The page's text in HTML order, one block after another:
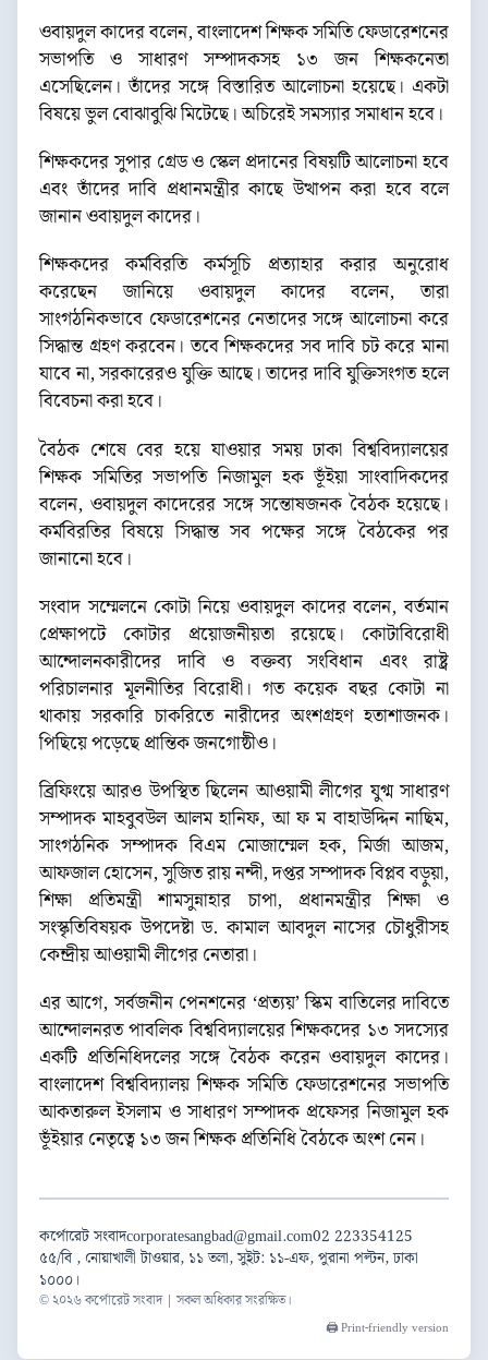
ওবায়দুল কাদের বলেন, বাংলাদেশ শিক্ষক সমিতি ফেডারেশনের
সভাপতি ও সাধারণ সম্পাদকসহ ১৩ জন শিক্ষকনেতা
এসেছিলেন। তাঁদের সঙ্গে বিস্তারিত আলোচনা হয়েছে। একটা
বিষয়ে ভুল বোঝাবুঝি মিটেছে। অচিরেই সমস্যার সমাধান হবে।
শিক্ষকদের সুপার গ্রেড ও স্কেল প্রদানের বিষয়টি আলোচনা হবে
এবং তাঁদের দাবি প্রধানমন্ত্রীর কাছে উত্থাপন করা হবে বলে
জানান ওবায়দুল কাদের।
শিক্ষকদের কর্মবিরতি কর্মসূচি প্রত্যাহার করার অনুরোধ
করেছেন জানিয়ে ওবায়দুল কাদের বলেন, তারা
সাংগঠনিকভাবে ফেডারেশনের নেতাদের সঙ্গে আলোচনা করে
সিদ্ধান্ত গ্রহণ করবেন। তবে শিক্ষকদের সব দাবি চট করে মানা
যাবে না, সরকারেরও যুক্তি আছে। তাদের দাবি যুক্তিসংগত হলে
বিবেচনা করা হবে।
বৈঠক শেষে বের হয়ে যাওয়ার সময় ঢাকা বিশ্ববিদ্যালয়ের
শিক্ষক সমিতির সভাপতি নিজামুল হক ভূঁইয়া সাংবাদিকদের
বলেন, ওবায়দুল কাদেরের সঙ্গে সন্তোষজনক বৈঠক হয়েছে।
কর্মবিরতির বিষয়ে সিদ্ধান্ত সব পক্ষের সঙ্গে বৈঠকের পর
জানানো হবে।
সংবাদ সম্মেলনে কোটা নিয়ে ওবায়দুল কাদের বলেন, বর্তমান
প্রেক্ষাপটে কোটার প্রয়োজনীয়তা রয়েছে। কোটাবিরোধী
আন্দোলনকারীদের দাবি ও বক্তব্য সংবিধান এবং রাষ্ট্র
পরিচালনার মূলনীতির বিরোধী। গত কয়েক বছর কোটা না
থাকায় সরকারি চাকরিতে নারীদের অংশগ্রহণ হতাশাজনক।
পিছিয়ে পড়েছে প্রান্তিক জনগোষ্ঠীও।
ব্রিফিংয়ে আরও উপস্থিত ছিলেন আওয়ামী লীগের যুগ্ম সাধারণ
সম্পাদক মাহবুবউল আলম হানিফ, আ ফ ম বাহাউদ্দিন নাছিম,
সাংগঠনিক সম্পাদক বিএম মোজাম্মেল হক, মির্জা আজম,
আফজাল হোসেন, সুজিত রায় নন্দী, দপ্তর সম্পাদক বিপ্লব বড়ুয়া,
শিক্ষা প্রতিমন্ত্রী শামসুন্নাহার চাপা, প্রধানমন্ত্রীর শিক্ষা ও
সংস্কৃতিবিষয়ক উপদেষ্টা ড. কামাল আবদুল নাসের চৌধুরীসহ
কেন্দ্রীয় আওয়ামী লীগের নেতারা।
এর আগে, সর্বজনীন পেনশনের ‘প্রত্যয়’ স্কিম বাতিলের দাবিতে
আন্দোলনরত পাবলিক বিশ্ববিদ্যালয়ের শিক্ষকদের ১৩ সদস্যের
একটি প্রতিনিধিদলের সঙ্গে বৈঠক করেন ওবায়দুল কাদের।
বাংলাদেশ বিশ্ববিদ্যালয় শিক্ষক সমিতি ফেডারেশনের সভাপতি
আকতারুল ইসলাম ও সাধারণ সম্পাদক প্রফেসর নিজামুল হক
ভূঁইয়ার নেতৃত্বে ১৩ জন শিক্ষক প্রতিনিধি বৈঠকে অংশ নেন।
কর্পোরেট সংবাদcorporatesangbad@gmail.com02 223354125
৫৫/বি , নোয়াখালী টাওয়ার, ১১ তলা, সুইট: ১১-এফ, পুরানা পল্টন, ঢাকা
১০০০।
© ২০২৬ কর্পোরেট সংবাদ | সকল অধিকার সংরক্ষিত।
🖨️ Print-friendly version